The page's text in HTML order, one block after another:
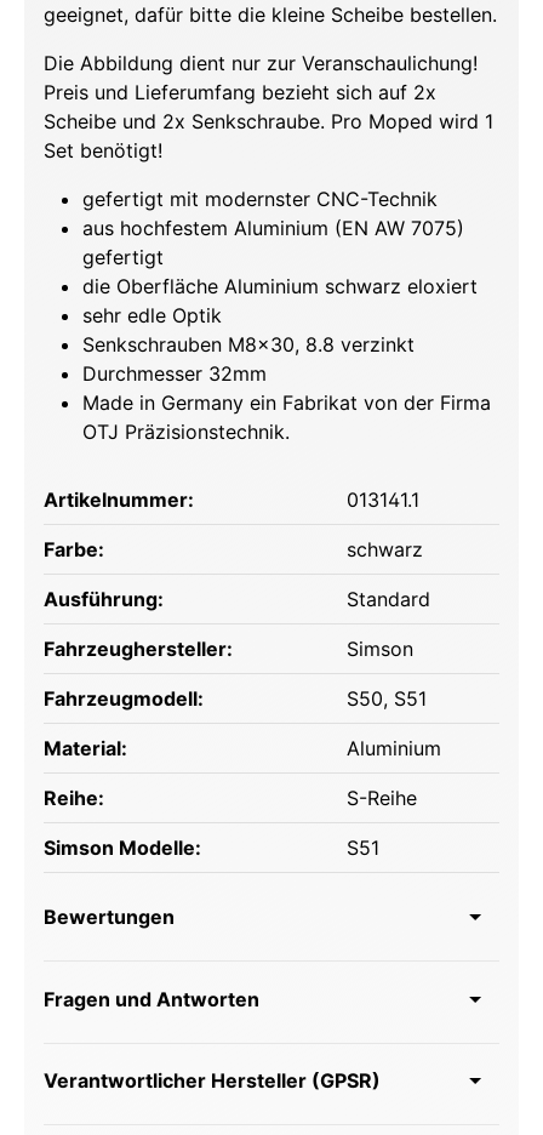
geeignet, dafür bitte die kleine Scheibe bestellen.
Die Abbildung dient nur zur Veranschaulichung!
Preis und Lieferumfang bezieht sich auf 2x
Scheibe und 2x Senkschraube. Pro Moped wird 1
Set benötigt!
gefertigt mit modernster CNC-Technik
aus hochfestem Aluminium (EN AW 7075)
gefertigt
die Oberfläche Aluminium schwarz eloxiert
sehr edle Optik
Senkschrauben M8x30, 8.8 verzinkt
Durchmesser 32mm
Made in Germany ein Fabrikat von der Firma
OTJ Präzisionstechnik.
Artikelnummer: 013141.1
Farbe: schwarz
Ausführung: Standard
Fahrzeughersteller: Simson
Fahrzeugmodell: S50, S51
Material: Aluminium
Reihe: S-Reihe
Simson Modelle: S51
Bewertungen
Fragen und Antworten
Verantwortlicher Hersteller (GPSR)